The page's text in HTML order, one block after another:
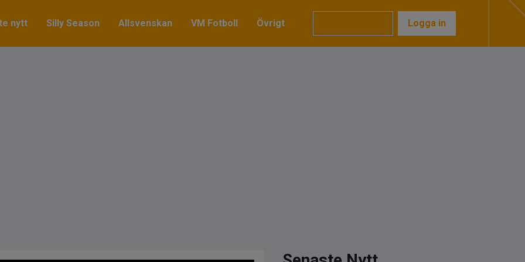
nytt Silly Season Allsvenskan VM Fotboll Övrigt Logga in